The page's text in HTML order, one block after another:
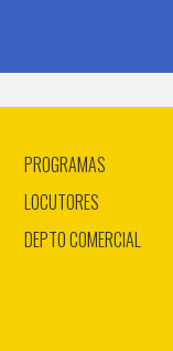
PROGRAMAS
LOCUTORES
DEPTO COMERCIAL